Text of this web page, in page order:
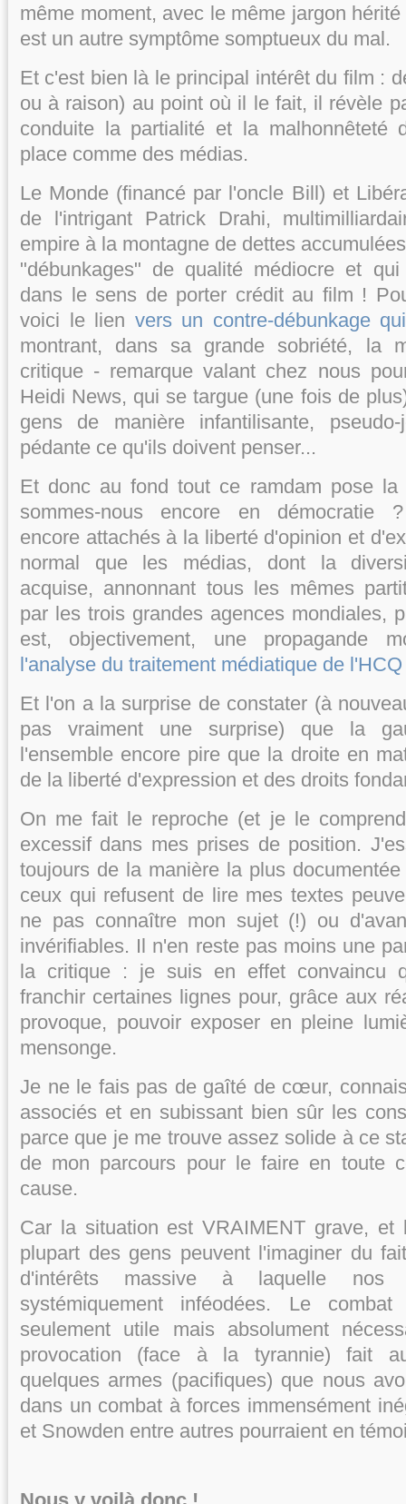
même moment, avec le même jargon
est un autre symptôme somptueux du mal.
Et c'est bien là le principal intérêt du film :
ou à raison) au point où il le fait, il révèle
conduite la partialité et la malhonnêteté
place comme des médias.
Le Monde (financé par l'oncle Bill) et
de l'intrigant Patrick Drahi,
empire à la montagne de dettes
"débunkages" de qualité médiocre et
dans le sens de porter crédit au film !
voici le lien vers un contre-débunkage
montrant, dans sa grande sobriété, la
critique - remarque valant chez nous
Heidi News, qui se targue (une fois de
gens de manière infantilisante, pseudo-
pédante ce qu'ils doivent penser...
Et donc au fond tout ce ramdam pose la
sommes-nous encore en démocratie ?
encore attachés à la liberté d'opinion et
normal que les médias, dont la
acquise, annonnant tous les mêmes
par les trois grandes agences mondiales,
est, objectivement, une propagande
l'analyse du traitement médiatique de
Et l'on a la surprise de constater (à
pas vraiment une surprise) que la
l'ensemble encore pire que la droite en
de la liberté d'expression et des droits
On me fait le reproche (et je le
excessif dans mes prises de position.
toujours de la manière la plus
ceux qui refusent de lire mes textes
ne pas connaître mon sujet (!) ou
invérifiables. Il n'en reste pas moins une
la critique : je suis en effet convaincu
franchir certaines lignes pour, grâce aux
provoque, pouvoir exposer en pleine
mensonge.
Je ne le fais pas de gaîté de cœur,
associés et en subissant bien sûr les
parce que je me trouve assez solide à ce
de mon parcours pour le faire en toute
cause.
Car la situation est VRAIMENT grave, et
plupart des gens peuvent l'imaginer du
d'intérêts massive à laquelle nos
systémiquement inféodées. Le
seulement utile mais absolument
provocation (face à la tyrannie) fait
quelques armes (pacifiques) que nous
dans un combat à forces immensément
et Snowden entre autres pourraient en